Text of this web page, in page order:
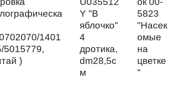
1401
5015779,
)
Y "В
яблочко"
4
дротика,
dm28,5с
м
5823
"Насек
омые
на
цветке
"